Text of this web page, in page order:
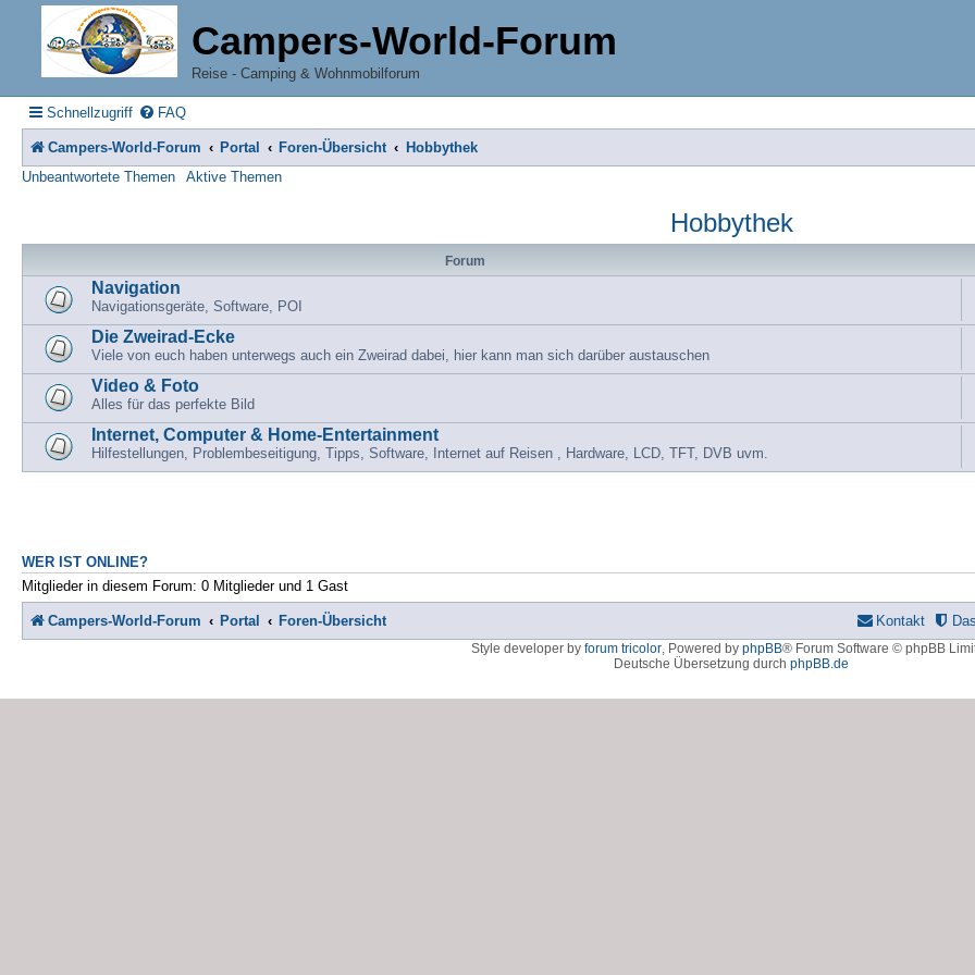
Campers-World-Forum
Reise - Camping & Wohnmobilforum
Schnellzugriff FAQ
Campers-World-Forum Portal Foren-Übersicht
Hobbythek
Unbeantwortete Themen
Aktive Themen
Hobbythek
Forum
Navigation
Navigationsgeräte, Software, POI
Die Zweirad-Ecke
Viele von euch haben unterwegs auch ein Zweirad dabei, hier kann man sich darüber austauschen
Video & Foto
Alles für das perfekte Bild
Internet, Computer & Home-Entertainment
Hilfestellungen, Problembeseitigung, Tipps, Software, Internet auf Reisen , Hardware, LCD, TFT, DVB uvm.
WER IST ONLINE?
Mitglieder in diesem Forum: 0 Mitglieder und 1 Gast
Campers-World-Forum Portal Foren-Übersicht Kontakt
Style developer by forum tricolor, Powered by phpBB® Forum Software © phpBB
Deutsche Übersetzung durch phpBB.de